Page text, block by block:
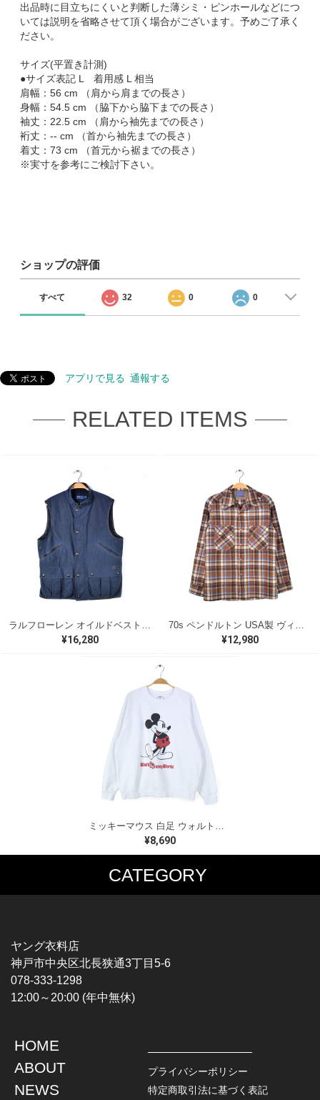
出品時に目立ちにくいと判断した薄シミ・ピンホールなどにつ
いては説明を省略させて頂く場合がございます。予めご了承く
ださい。
サイズ(平置き計測)
●サイズ表記 L 着用感 L 相当
肩幅：56 cm （肩から肩までの長さ）
身幅：54.5 cm （脇下から脇下までの長さ）
袖丈：22.5 cm （肩から袖先までの長さ）
裄丈：-- cm （首から袖先までの長さ）
着丈：73 cm （首元から裾までの長さ）
※実寸を参考にご検討下さい。
ショップの評価
すべて 32 0 0
アプリで見る 通報する
RELATED ITEMS
¥16,280 ¥12,980
ミッキーマウス 白足 ウォルトディズニーオフィシャル スウェット ホワイト WALT DISNEY WORLD ウォルトディズニーオフィシャル サイズXL相当 古着 CF0995
¥8,690
CATEGORY
MUSIC TEE
HARDCORE / PUNK
PROGLESSIVE ROCK
POPS
SOUL / R&B
T-SHIRTS
CHAMPION
TOPS
L / S SHIRT
S / S SHIRT
JACKET
DENIM
LEATHER
ヤング衣料店
神戸市中央区北長狭通3丁目5-6
078-333-1298
12:00～20:00 (年中無休)
HOME
ABOUT
NEWS
プライバシーポリシー
特定商取引法に基づく表記